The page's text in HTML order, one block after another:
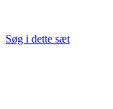
Søg i dette sæt